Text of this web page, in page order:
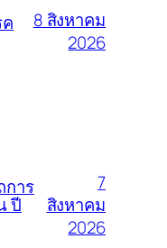
8 สิงหาคม
2026
การ
ปี
7
สิงหาคม
2026